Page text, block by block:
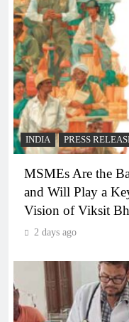
INDIA PRESS
MSMEs Are the
and Will Play a
Vision of Viksit
2 days ago